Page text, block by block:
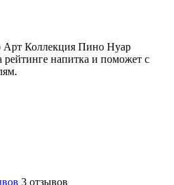
Коллекция Пино Нуар
рейтинге напитка и поможет с
3 отзывов